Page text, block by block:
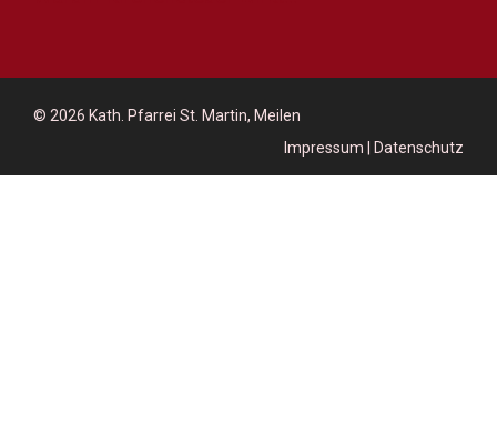
© 2026 Kath. Pfarrei St. Martin, Meilen
Impressum
Datenschutz